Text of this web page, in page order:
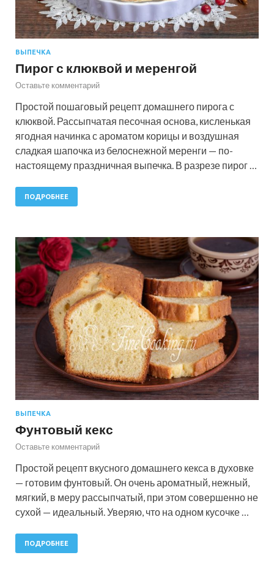
ВЫПЕЧКА
Пирог с клюквой и меренгой
Оставьте комментарий
Простой пошаговый рецепт домашнего пирога с
клюквой. Рассыпчатая песочная основа, кисленькая
ягодная начинка с ароматом корицы и воздушная
сладкая шапочка из белоснежной меренги — по-
настоящему праздничная выпечка. В разрезе пирог …
ПОДРОБНЕЕ
ВЫПЕЧКА
Фунтовый кекс
Оставьте комментарий
Простой рецепт вкусного домашнего кекса в духовке
— готовим фунтовый. Он очень ароматный, нежный,
мягкий, в меру рассыпчатый, при этом совершенно не
сухой — идеальный. Уверяю, что на одном кусочке …
ПОДРОБНЕЕ